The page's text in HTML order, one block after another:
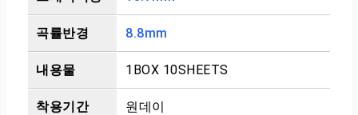
곡률반경 8.8mm
내용물 1BOX 10SHEETS
착용기간 원데이